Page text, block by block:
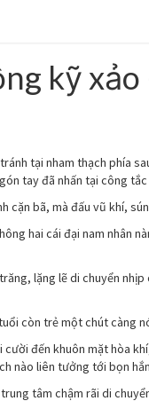
kỹ
tại nham thạch phía
tay đã nhấn tại công
cặn bã, mà đấu vũ khí,
hai cái đại nam nhân
lặng lẽ di chuyển
còn trẻ một chút càng
cười đến khuôn mặt hòa
nào liên tưởng tới bọn
tâm chậm rãi di